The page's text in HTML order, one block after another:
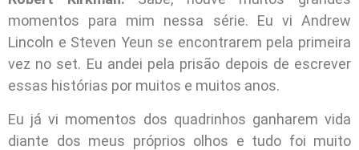
momentos para mim nessa série. Eu vi Andrew
Lincoln e Steven Yeun se encontrarem pela primeira
vez no set. Eu andei pela prisão depois de escrever
essas histórias por muitos e muitos anos.
Eu já vi momentos dos quadrinhos ganharem vida
diante dos meus próprios olhos e tudo foi muito